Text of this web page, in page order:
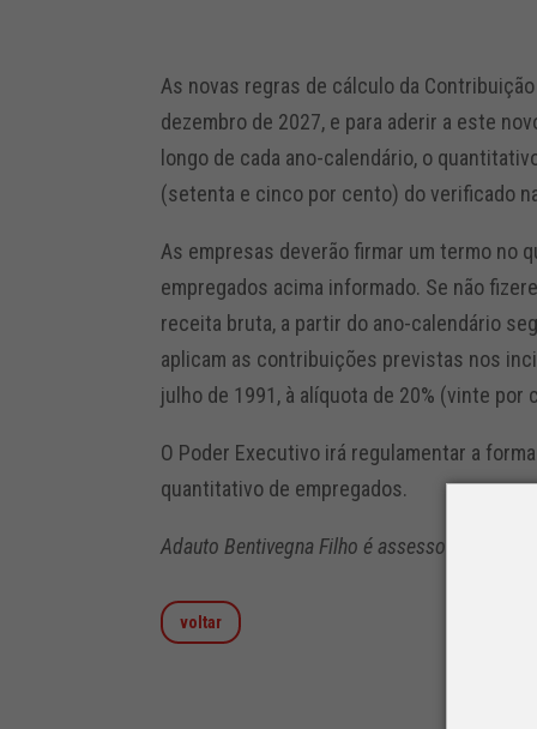
As novas regras de cálculo da
dezembro de 2027, e para aderir a este
longo de cada ano-calendário, o
(setenta e cinco por cento) do verificado
As empresas deverão firmar um termo no
empregados acima informado. Se não
receita bruta, a partir do ano-calendário
aplicam as contribuições previstas nos
julho de 1991, à alíquota de 20% (vinte por
O Poder Executivo irá regulamentar a
quantitativo de empregados.
Adauto Bentivegna Filho é assessor jurídico
voltar